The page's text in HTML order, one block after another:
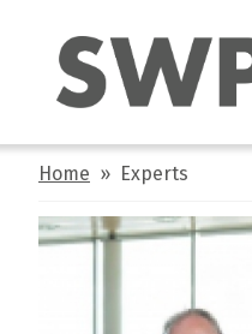
Home » Experts